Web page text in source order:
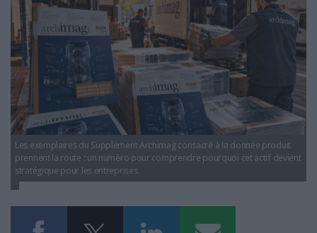
LES GUIDES PRATIQUES
LES BASES DE DONNÉES
L'ESPACE EMPLOI
L'AGENDA
L'ANNUAIRE DES ACTEURS
LES LIVRES BLANCS
LES SUPPLÉMENTS
NOS OFFRES D'ABONNEMENTS
Les exemplaires du Supplément Archimag consacré à la donnée produit
prennent la route : un numéro pour comprendre pourquoi cet actif devient
stratégique pour les entreprises.